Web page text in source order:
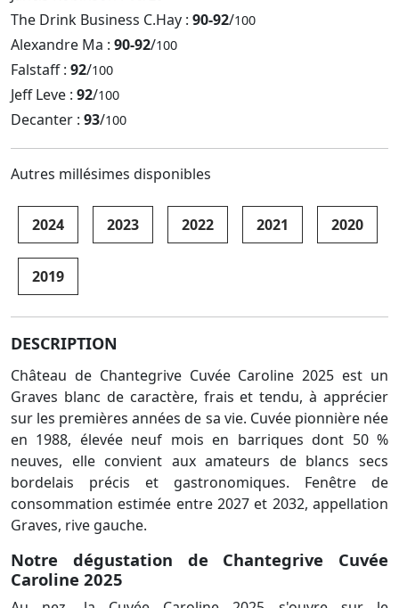
The Drink Business C.Hay : 90-92/100
Alexandre Ma : 90-92/100
Falstaff : 92/100
Jeff Leve : 92/100
Decanter : 93/100
Autres millésimes disponibles
2024 2023 2022 2021 2020
2019
DESCRIPTION
Château de Chantegrive Cuvée Caroline 2025 est un
Graves blanc de caractère, frais et tendu, à apprécier
sur les premières années de sa vie. Cuvée pionnière née
en 1988, élevée neuf mois en barriques dont 50 %
neuves, elle convient aux amateurs de blancs secs
bordelais précis et gastronomiques. Fenêtre de
consommation estimée entre 2027 et 2032, appellation
Graves, rive gauche.
Notre dégustation de Chantegrive Cuvée
Caroline 2025